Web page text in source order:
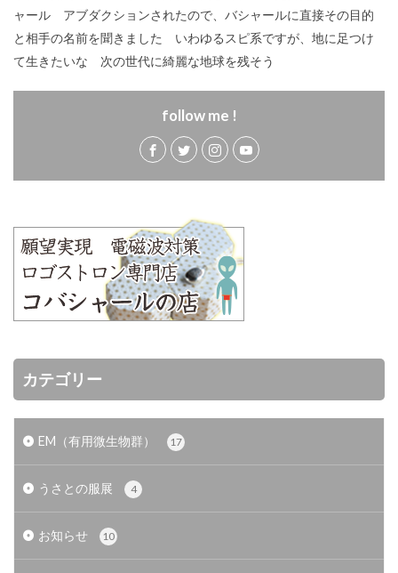
ャール アブダクションされたので、バシャールに直接その目的
と相手の名前を聞きました いわゆるスピ系ですが、地に足つけ
て生きたいな 次の世代に綺麗な地球を残そう
follow me !
カテゴリー
EM（有用微生物群） 17
うさとの服展 4
お知らせ 10